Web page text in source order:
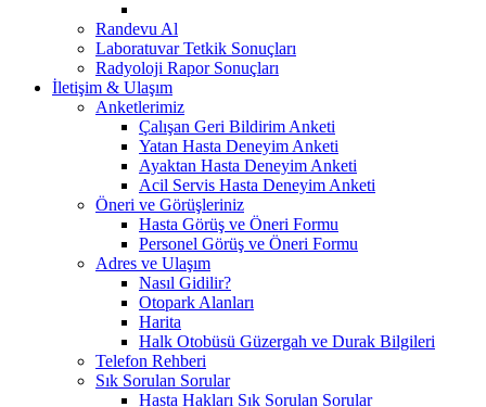
Randevu Al
Laboratuvar Tetkik Sonuçları
Radyoloji Rapor Sonuçları
İletişim & Ulaşım
Anketlerimiz
Çalışan Geri Bildirim Anketi
Yatan Hasta Deneyim Anketi
Ayaktan Hasta Deneyim Anketi
Acil Servis Hasta Deneyim Anketi
Öneri ve Görüşleriniz
Hasta Görüş ve Öneri Formu
Personel Görüş ve Öneri Formu
Adres ve Ulaşım
Nasıl Gidilir?
Otopark Alanları
Harita
Halk Otobüsü Güzergah ve Durak Bilgileri
Telefon Rehberi
Sık Sorulan Sorular
Hasta Hakları Sık Sorulan Sorular